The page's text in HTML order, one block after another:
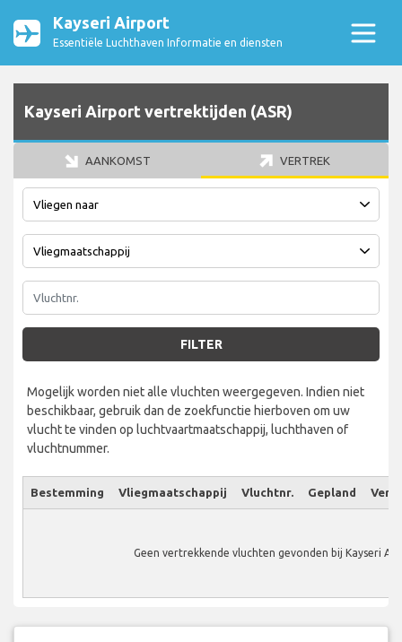
Kayseri Airport
Essentiële Luchthaven Informatie en diensten
Kayseri Airport vertrektijden (ASR)
AANKOMST VERTREK
FILTER
Mogelijk worden niet alle vluchten weergegeven. Indien niet
beschikbaar, gebruik dan de zoekfunctie hierboven om uw
vlucht te vinden op luchtvaartmaatschappij, luchthaven of
vluchtnummer.
Bestemming Vliegmaatschappij Vluchtnr. Gepland
Geen vertrekkende vluchten gevonden bij Kayseri